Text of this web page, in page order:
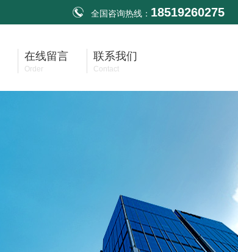
全国咨询热线： 18519260275
在线留言
Order
联系我们
Contact